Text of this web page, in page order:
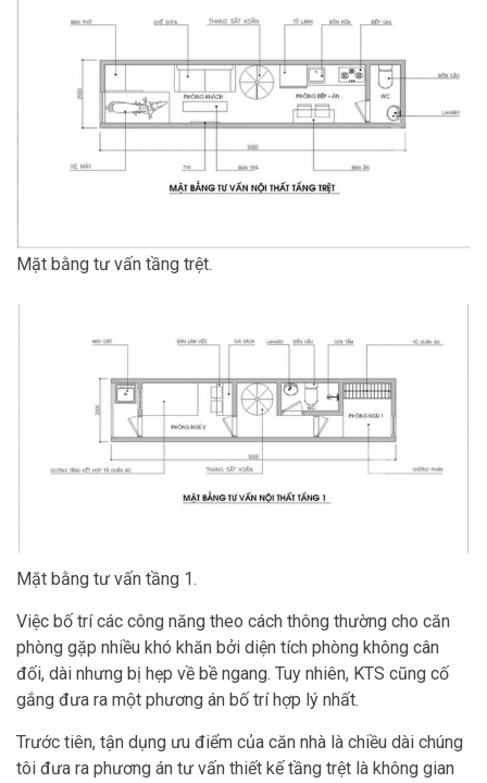
Mặt bằng tư vấn tầng trệt.
Mặt bằng tư vấn tầng 1.
Việc bố trí các công năng theo cách thông thường cho căn
phòng gặp nhiều khó khăn bởi diện tích phòng không cân
đối, dài nhưng bị hẹp về bề ngang. Tuy nhiên, KTS cũng cố
gắng đưa ra một phương án bố trí hợp lý nhất.
Trước tiên, tận dụng ưu điểm của căn nhà là chiều dài chúng
tôi đưa ra phương án tư vấn thiết kế tầng trệt là không gian